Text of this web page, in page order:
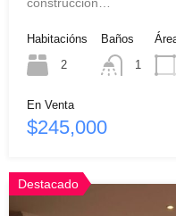
Habitacións
2
Baños
1
En Venta
$245,000
Destacado